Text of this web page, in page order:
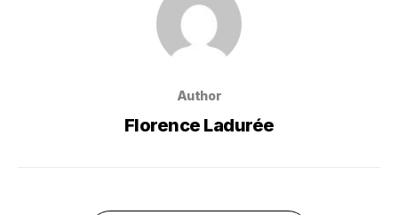
Author
Florence Ladurée